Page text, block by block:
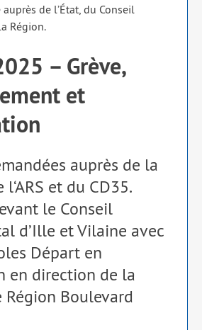
de l’État, du Conseil
Région.
– Grève,
et
auprès de la
et du CD35.
le Conseil
d’Ille et Vilaine avec
Départ en
en direction de la
Région Boulevard